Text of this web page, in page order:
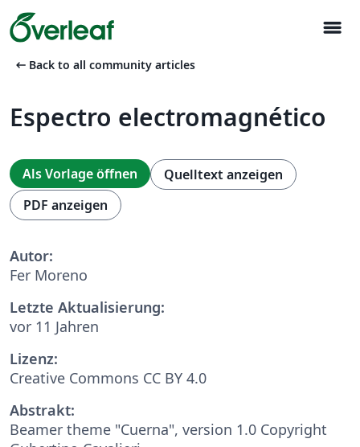
menu
arrow_left_alt Back to all community articles
Espectro electromagnético
Als Vorlage öffnen
Quelltext anzeigen
PDF anzeigen
Autor:
Fer Moreno
Letzte Aktualisierung:
vor 11 Jahren
Lizenz:
Creative Commons CC BY 4.0
Abstrakt:
Beamer theme "Cuerna", version 1.0 Copyright